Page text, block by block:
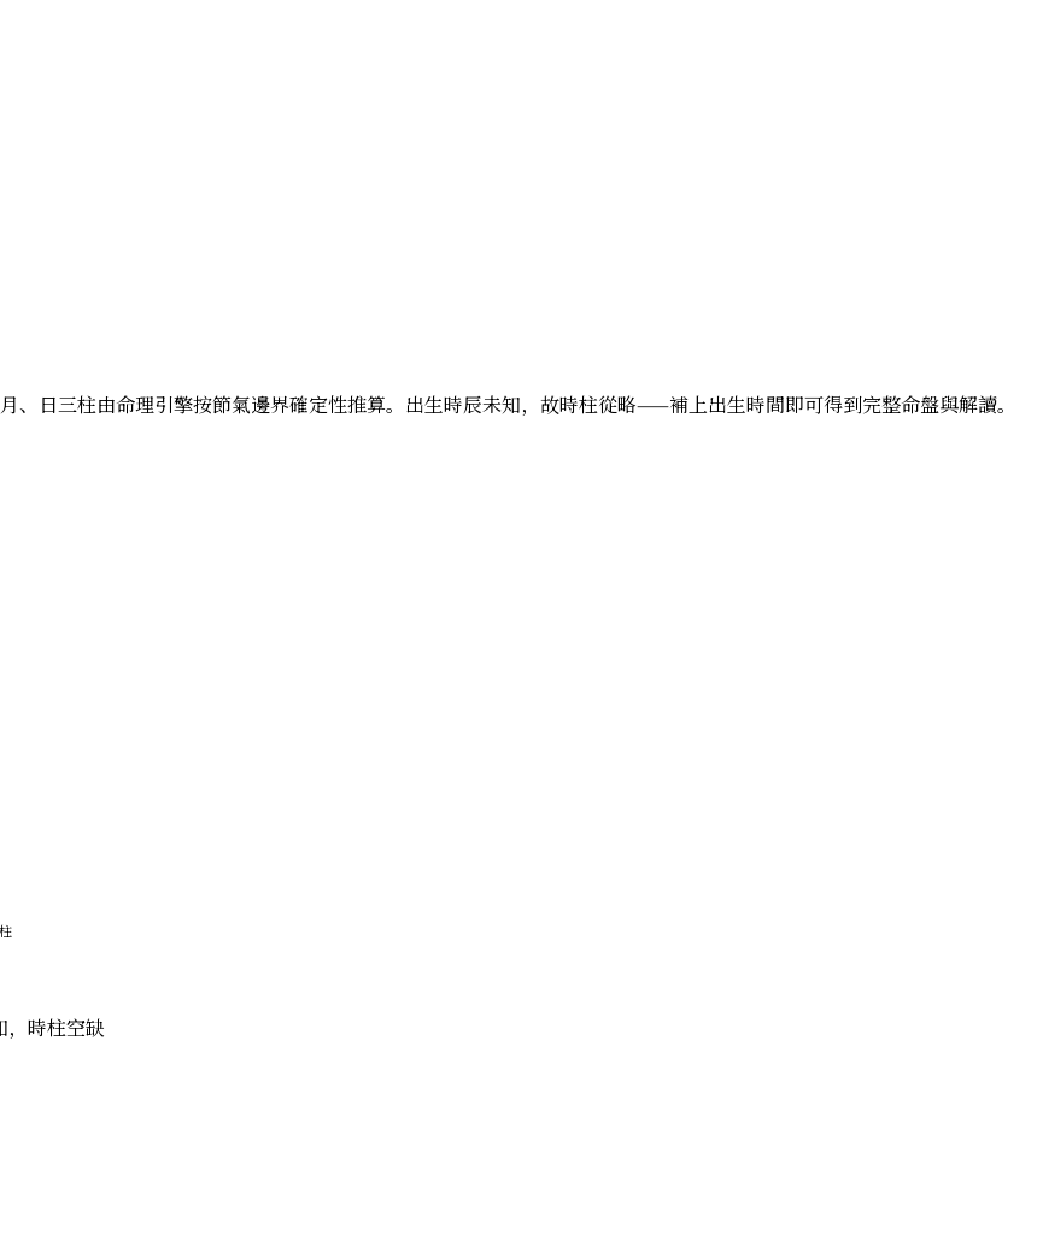
、日三柱由命理引擎按節氣邊界確定性推算。出生時辰未知，故時柱從略——補上出生時間即可得到完整命盤與解讀。
，時柱空缺